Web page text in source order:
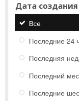
Дата создания
Все
Последние 24
Последняя
Последний
Последние